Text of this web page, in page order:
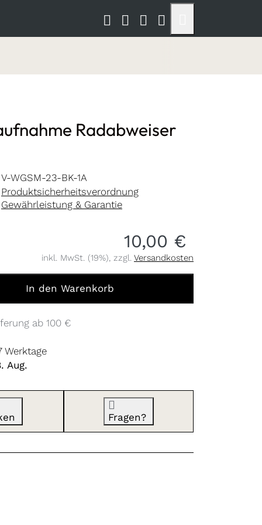
Radabweiser
V-WGSM-23-BK-1A
Produktsicherheitsverordnung
Gewährleistung & Garantie
10,00 €
inkl. MwSt. (19%), zzgl. Versandkosten
In den Warenkorb
ab 100 €
Werktage
Aug.
Fragen?